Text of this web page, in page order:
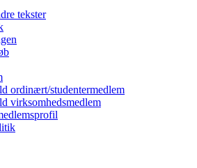
tekster
ordinært/studentermedlem
virksomhedsmedlem